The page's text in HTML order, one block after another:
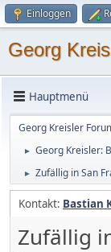
Einloggen
Georg
Hauptmenü
Georg Kreisler
► Georg Kreisler:
► Zufällig in San
Kontakt: Bastian
Zufällig